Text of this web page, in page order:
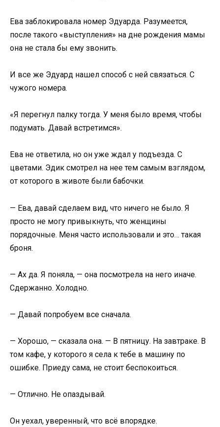
Ева заблокировала номер Эдуарда. Разумеется,
после такого «выступления» на дне рождения мамы
она не стала бы ему звонить.
И все же Эдуард нашел способ с ней связаться. С
чужого номера.
«Я перегнул палку тогда. У меня было время, чтобы
подумать. Давай встретимся».
Ева не ответила, но он уже ждал у подъезда. С
цветами. Эдик смотрел на нее тем самым взглядом,
от которого в животе были бабочки.
— Ева, давай сделаем вид, что ничего не было. Я
просто не могу привыкнуть, что женщины
порядочные. Меня часто использовали и это… такая
броня.
— Ах да. Я поняла, — она посмотрела на него иначе.
Сдержанно. Холодно.
— Давай попробуем все сначала.
— Хорошо, — сказала она. — В пятницу. На завтраке. В
том кафе, у которого я села к тебе в машину по
ошибке. Приеду сама, не стоит беспокоиться.
— Отлично. Не опаздывай.
Он уехал, уверенный, что всё впорядке.